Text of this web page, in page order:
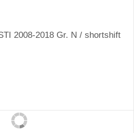
2008-2018 Gr. N / shortshift